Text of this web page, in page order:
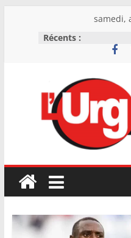
samedi,
Récents :
f
o
r